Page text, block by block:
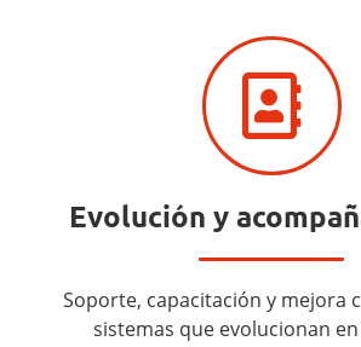
Evolución y
Soporte, capacitación y mejora
sistemas que evolucionan